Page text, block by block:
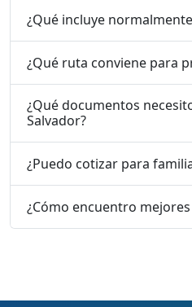
¿Qué incluye
¿Qué ruta conviene para
¿Qué documentos
Salvador?
¿Puedo cotizar para
¿Cómo encuentro